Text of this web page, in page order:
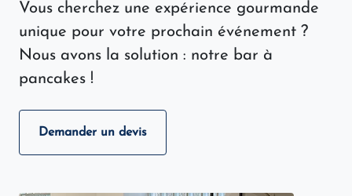
Vous cherchez une expérience gourmande
unique pour votre prochain événement ?
Nous avons la solution : notre bar à
pancakes !
Demander un devis